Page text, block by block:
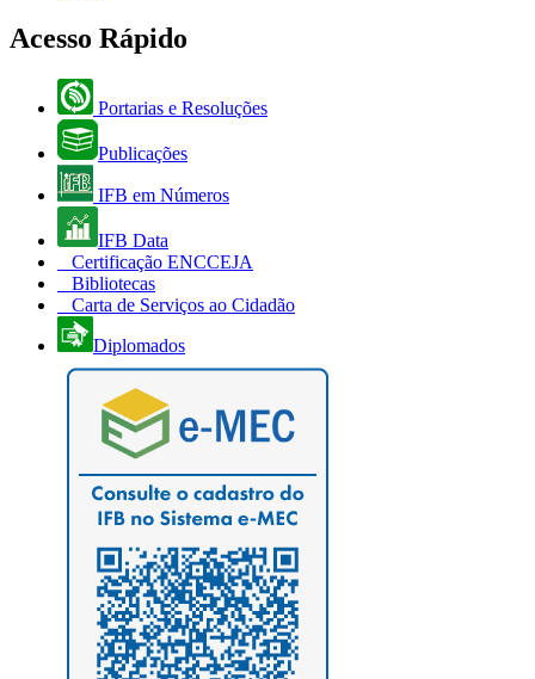
Acesso Rápido
Portarias e Resoluções
Publicações
IFB em Números
IFB Data
Certificação ENCCEJA
Bibliotecas
Carta de Serviços ao Cidadão
Diplomados